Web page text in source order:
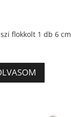
flokkolt 1 db 6 cm